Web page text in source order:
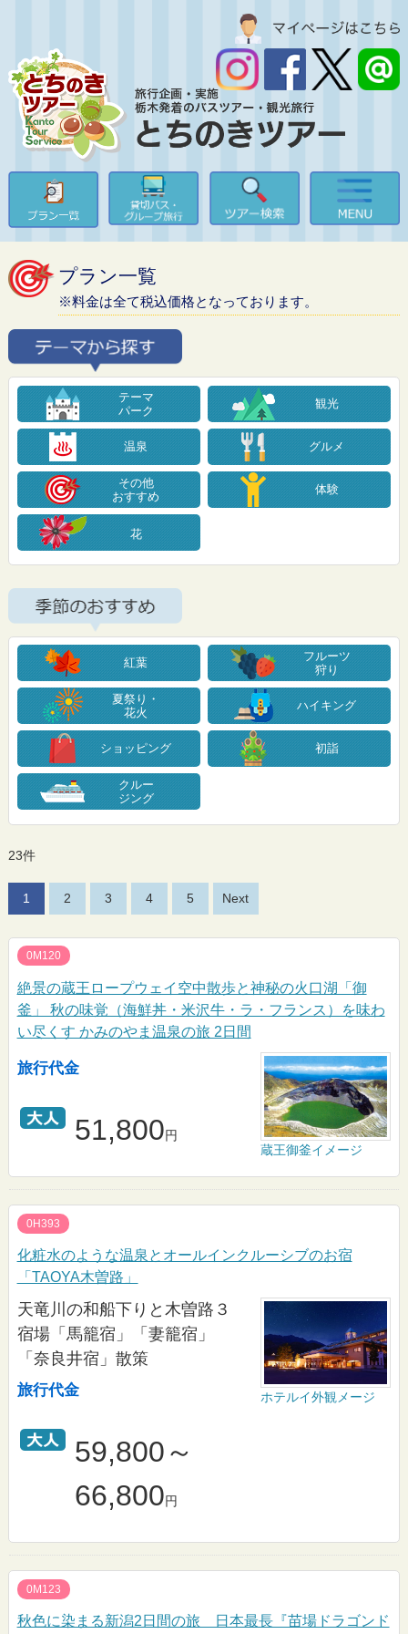
プラン一覧
※料金は全て税込価格となっております。
テーマ
パーク
観光
温泉 グルメ
その他
おすすめ
体験
花
紅葉
フルーツ
狩り
夏祭り・
花火
ハイキング
ショッピング 初詣
クルー
ジング
23件
1 2 3 4 5 Next
0M120
絶景の蔵王ロープウェイ空中散歩と神秘の火口湖「御
釜」 秋の味覚（海鮮丼・米沢牛・ラ・フランス）を味わ
い尽くす かみのやま温泉の旅 2日間
蔵王御釜イメージ
旅行代金
51,800円
0H393
化粧水のような温泉とオールインクルーシブのお宿
「TAOYA木曽路」
ホテルイ外観メージ
天竜川の和船下りと木曽路３
宿場「馬籠宿」「妻籠宿」
「奈良井宿」散策
旅行代金
59,800～
66,800円
0M123
秋色に染まる新潟2日間の旅 日本最長『苗場ドラゴンド